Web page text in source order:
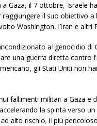
a Gaza, il 7 ottobre, Israele
raggiungere il suo obiettivo
Washington, l’Iran e altri
al genocidio di
una guerra diretta contro
gli Stati Uniti non
fallimenti militari a Gaza e
la spinta verso
alto rischio, il più